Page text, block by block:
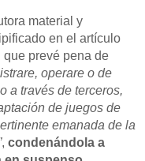
material y
en el artículo
prevé pena de
operare o de
a través de terceros,
de juegos de
emanada de la
, condenándola a